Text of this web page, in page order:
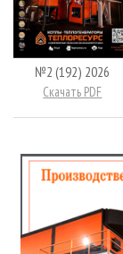
№2 (192) 2026
Скачать PDF